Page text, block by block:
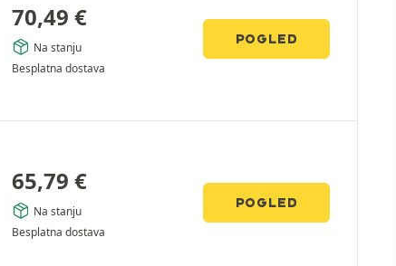
70,49 €
Na stanju
Besplatna dostava
POGLED
65,79 €
Na stanju
Besplatna dostava
POGLED